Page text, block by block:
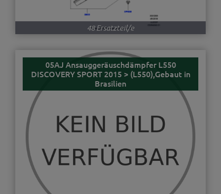
48 Ersatzteil/e
05AJ Ansauggeräuschdämpfer L550
DISCOVERY SPORT 2015 > (L550),Gebaut in
Brasilien